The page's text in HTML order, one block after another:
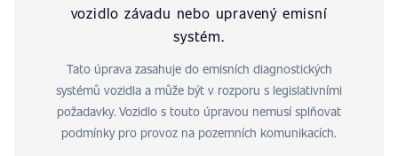
vozidlo závadu nebo upravený emisní
systém.
Tato úprava zasahuje do emisních diagnostických
systémů vozidla a může být v rozporu s legislativními
požadavky. Vozidlo s touto úpravou nemusí splňovat
podmínky pro provoz na pozemních komunikacích.